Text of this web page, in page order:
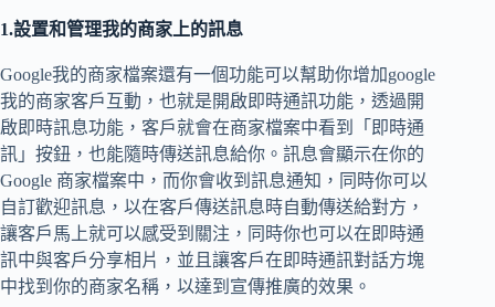
1.設置和管理我的商家上的訊息
Google我的商家檔案還有一個功能可以幫助你增加google
我的商家客戶互動，也就是開啟即時通訊功能，透過開
啟即時訊息功能，客戶就會在商家檔案中看到「即時通
訊」按鈕，也能隨時傳送訊息給你。訊息會顯示在你的
Google 商家檔案中，而你會收到訊息通知，同時你可以
自訂歡迎訊息，以在客戶傳送訊息時自動傳送給對方，
讓客戶馬上就可以感受到關注，同時你也可以在即時通
訊中與客戶分享相片，並且讓客戶在即時通訊對話方塊
中找到你的商家名稱，以達到宣傳推廣的效果。